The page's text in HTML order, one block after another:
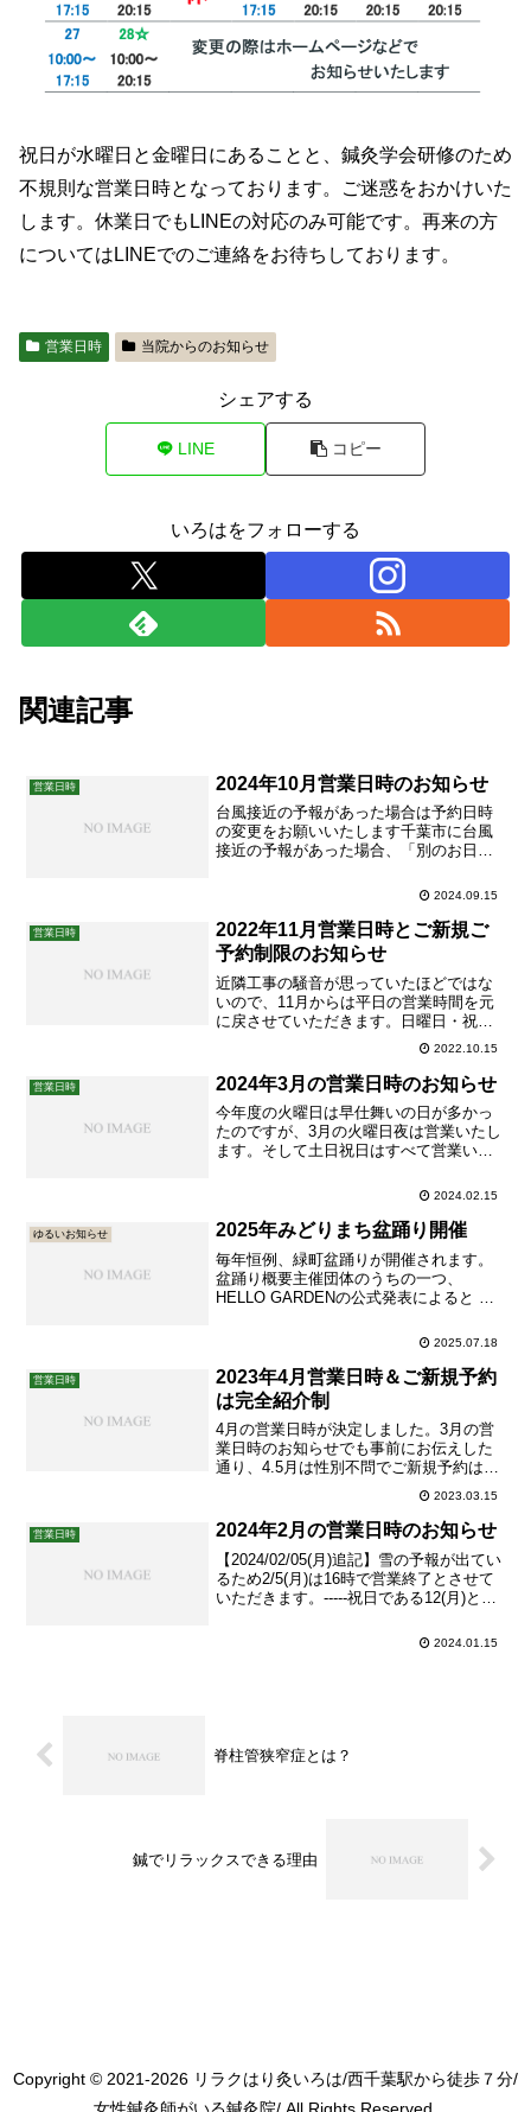
祝日が水曜日と金曜日にあることと、鍼灸学会研修のため
不規則な営業日時となっております。ご迷惑をおかけいた
します。休業日でもLINEの対応のみ可能です。再来の方
についてはLINEでのご連絡をお待ちしております。
営業日時 当院からのお知らせ
シェアする
LINE コピー
いろはをフォローする
関連記事
営業日時 2024年10月営業日時のお知らせ
台風接近の予報があった場合は予約日時
の変更をお願いいたします千葉市に台風
接近の予報があった場合、「別のお日に
からLINEまたはお電話にてご提案させて
を防ぐための対応です。どうか安全第一
でのご来院をお願いいたし...
2024.09.15
営業日時
2022年11月営業日時とご新規ご
予約制限のお知らせ
近隣工事の騒音が思っていたほどではな
いので、11月からは平日の営業時間を元
に戻させていただきます。日曜日・祝日
は引き続き終日再来限定(初回予約不可)、
閉店時刻は18:15です(以前は17:15閉店で
した)。インフルエンザ・新型コロナウイ
ルス等のワクチン接種を受けられる場
合、接種前...
2022.10.15
営業日時 2024年3月の営業日時のお知らせ
今年度の火曜日は早仕舞いの日が多かっ
たのですが、3月の火曜日夜は営業いたし
ます。そして土日祝日はすべて営業いた
なる方が増えます。ぎっくり腰になる前
されるのがお勧めです。インフルエン
ザ・新型コロナウイルスの感染...
2024.02.15
ゆるいお知らせ 2025年みどりまち盆踊り開催
毎年恒例、緑町盆踊りが開催されます。
盆踊り概要主催団体のうちの一つ、
HELLO GARDENの公式発表によると 日
※両日雨天の場合は盆踊りのみ28日
（月）に順延 時間：16:00-21:00 場所：
緑町公園・ZOZOの広場・HELLO ...
2025.07.18
営業日時
2023年4月営業日時＆ご新規予約
は完全紹介制
4月の営業日時が決定しました。3月の営
業日時のお知らせでも事前にお伝えした
通り、4.5月は性別不問でご新規予約はご
紹介がある方のみにさせていただきま
す。男性は時期に関係なく完全に紹介制
です。女性はご紹介がないご新規予約は3
月中のお日にちをご指定し、ご予約くだ
さいませ。ご紹介がない...
2023.03.15
営業日時 2024年2月の営業日時のお知らせ
【2024/02/05(月)追記】雪の予報が出てい
るため2/5(月)は16時で営業終了とさせて
いただきます。-----祝日である12(月)と
了、18:15閉店(退店)とさせていただきま
2024.01.15
脊柱管狭窄症とは？
鍼でリラックスできる理由
Copyright © 2021-2026 リラクはり灸いろは/西千葉駅から徒歩７分/